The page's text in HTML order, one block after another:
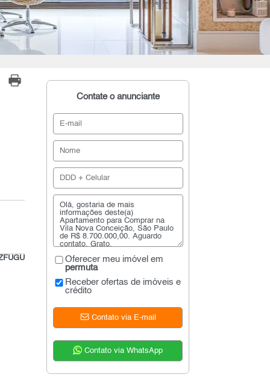
Contate o anunciante
Oferecer meu imóvel em
permuta
Receber ofertas de imóveis e
crédito
Contato via E-mail
Contato via WhatsApp